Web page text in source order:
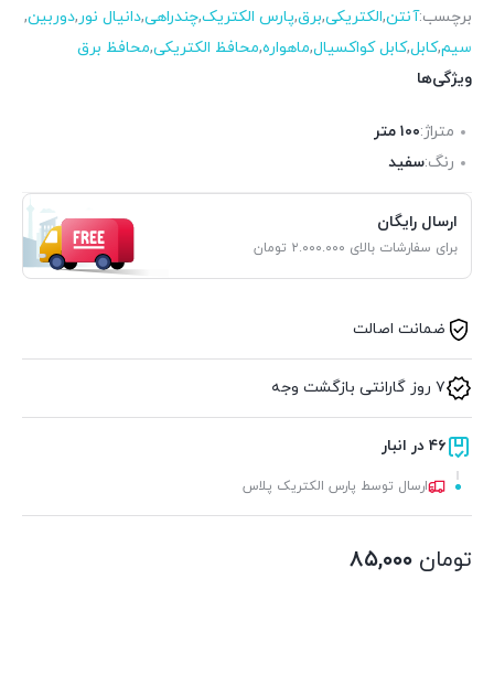
برچسب:آنتن,الکتریکی,برق,پارس الکتریک,چندراهی,دانیال نور,دوربین,
سیم,کابل,کابل کواکسیال,ماهواره,محافظ الکتریکی,محافظ برق
ویژگی‌ها
متراژ:۱۰۰ متر
رنگ:سفید
ارسال رایگان
برای سفارشات بالای ۲.۰۰۰.۰۰۰ تومان
ضمانت اصالت
۷ روز گارانتی بازگشت وجه
۴۶ در انبار
ارسال توسط پارس الکتریک پلاس
تومان